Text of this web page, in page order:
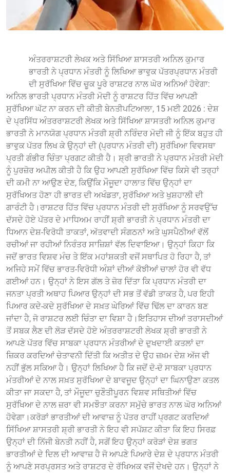
ਅੰਤਰਰਾਸ਼ਟਰੀ ਲੇਖਕ ਅਤੇ ਸਿੱਖਿਆ ਸ਼ਾਸਤਰੀ ਅਨਿਲ ਕੁਮਾਰ
ਭਾਰਤੀ ਨੇ ਪ੍ਰਧਾਨ ਮੰਤਰੀ ਨੂੰ ਲਿਖਿਆ ਭਾਵੁਕ ਪੱਤਰ ​ਪ੍ਰਧਾਨ ਮੰਤਰੀ
ਦੀ ਸੁਰੱਖਿਆ ਵਿੱਚ ਚੂਕ ਪੂਰੇ ਰਾਸ਼ਟਰ ਨਾਲ ਘੋਰ ਅਨਿਆਂ ਹੋਵੇਗਾ:
ਅਨਿਲ ਭਾਰਤੀ ਪ੍ਰਧਾਨ ਮੰਤਰੀ ਮੋਦੀ ਨੂੰ ਰਾਸ਼ਟਰ ਹਿੱਤ ਵਿੱਚ ਆਪਣੀ
ਸੁਰੱਖਿਆ ਘੱਟ ਨਾ ਕਰਨ ਦੀ ਕੀਤੀ ਬੇਨਤੀ ​ਪਟਿਆਲਾ, 15 ਮਈ 2026 : ਦੇਸ਼
ਦੇ ਪ੍ਰਸਿੱਧ ਅੰਤਰਰਾਸ਼ਟਰੀ ਲੇਖਕ ਅਤੇ ਸਿੱਖਿਆ ਸ਼ਾਸਤਰੀ ਅਨਿਲ ਕੁਮਾਰ
ਭਾਰਤੀ ਨੇ ਮਾਨਯੋਗ ਪ੍ਰਧਾਨ ਮੰਤਰੀ ਸ਼੍ਰੀ ਨਰਿੰਦਰ ਮੋਦੀ ਜੀ ਨੂੰ ਇੱਕ ਬਹੁਤ ਹੀ
ਭਾਵੁਕ ਪੱਤਰ ਲਿਖ ਕੇ ਉਨ੍ਹਾਂ ਦੀ (ਪ੍ਰਧਾਨ ਮੰਤਰੀ ਦੀ) ਸੁਰੱਖਿਆ ਵਿਵਸਥਾ
ਪ੍ਰਤੀ ਗੰਭੀਰ ਚਿੰਤਾ ਪ੍ਰਗਟ ਕੀਤੀ ਹੈ। ਸ਼੍ਰੀ ਭਾਰਤੀ ਨੇ ਪ੍ਰਧਾਨ ਮੰਤਰੀ ਮੋਦੀ
ਨੂੰ ਪੁਰਜ਼ੋਰ ਅਪੀਲ ਕੀਤੀ ਹੈ ਕਿ ਉਹ ਆਪਣੀ ਸੁਰੱਖਿਆ ਵਿੱਚ ਕਿਸੇ ਵੀ ਤਰ੍ਹਾਂ
ਦੀ ਕਮੀ ਨਾ ਆਉਣ ਦੇਣ, ਕਿਉਂਕਿ ਮੌਜੂਦਾ ਹਾਲਾਤ ਵਿੱਚ ਉਨ੍ਹਾਂ ਦਾ
ਸੁਰੱਖਿਅਤ ਹੋਣਾ ਹੀ ਭਾਰਤ ਦੀ ਅਖੰਡਤਾ, ਸੁਰੱਖਿਆ ਅਤੇ ਖੁਸ਼ਹਾਲੀ ਦੀ
ਗਾਰੰਟੀ ਹੈ। ​ਰਾਸ਼ਟਰ ਹਿੱਤ ਵਿੱਚ ਪ੍ਰਧਾਨ ਮੰਤਰੀ ਦੀ ਸੁਰੱਖਿਆ ਨੂੰ ਸਰਵਉੱਚ
ਦੱਸਦੇ ਹੋਏ ਪੱਤਰ ਦੇ ਮਾਧਿਅਮ ਰਾਹੀਂ ਸ਼੍ਰੀ ਭਾਰਤੀ ਨੇ ਪ੍ਰਧਾਨ ਮੰਤਰੀ ਦਾ
ਧਿਆਨ ਦੇਸ਼-ਵਿਰੋਧੀ ਤਾਕਤਾਂ, ਅੱਤਵਾਦੀ ਸੰਗਠਨਾਂ ਅਤੇ ਘੁਸਪੈਠੀਆਂ ਵੱਲੋਂ
ਰਚੀਆਂ ਜਾ ਰਹੀਆਂ ਨਿਰੰਤਰ ਸਾਜ਼ਿਸ਼ਾਂ ਵੱਲ ਦਿਵਾਇਆ। ਉਨ੍ਹਾਂ ਕਿਹਾ ਕਿ
ਜਦੋਂ ਭਾਰਤ ਵਿਸ਼ਵ ਮੰਚ ਤੇ ਇੱਕ ਮਹਾਂਸ਼ਕਤੀ ਵਜੋਂ ਸਥਾਪਿਤ ਹੋ ਰਿਹਾ ਹੈ, ਤਾਂ
ਅਜਿਹੇ ਸਮੇਂ ਵਿੱਚ ਭਾਰਤ-ਵਿਰੋਧੀ ਅੰਸ਼ਾਂ ਦੀਆਂ ਕੋਝੀਆਂ ਚਾਲਾਂ ਹੋਰ ਵੀ ਵੱਧ
ਗਈਆਂ ਹਨ। ਉਨ੍ਹਾਂ ਨੇ ਇਸ ਗੱਲ ਤੇ ਜ਼ੋਰ ਦਿੱਤਾ ਕਿ ਪ੍ਰਧਾਨ ਮੰਤਰੀ ਦਾ
ਜਨਤਾ ਪ੍ਰਤੀ ਅਥਾਹ ਪਿਆਰ ਉਨ੍ਹਾਂ ਦੀ ਸਭ ਤੋਂ ਵੱਡੀ ਤਾਕਤ ਹੈ, ਪਰ ਇਹੀ
ਪਿਆਰ ਕਦੇ-ਕਦੇ ਸੁਰੱਖਿਆ ਦੇ ਸਖ਼ਤ ਘੇਰਿਆਂ ਵਿੱਚ ਢਿੱਲ ਦਾ ਕਾਰਨ ਬਣ
ਜਾਂਦਾ ਹੈ, ਜੋ ਰਾਸ਼ਟਰ ਲਈ ਚਿੰਤਾ ਦਾ ਵਿਸ਼ਾ ਹੈ। ​ਇਤਿਹਾਸ ਦੀਆਂ ਤਰਾਸਦੀਆਂ
ਤੋਂ ਸਬਕ ਲੈਣ ਦੀ ਲੋੜ ਦੱਸਦੇ ਹੋਏ ਅੰਤਰਰਾਸ਼ਟਰੀ ਲੇਖਕ ਸ਼੍ਰੀ ਭਾਰਤੀ ਨੇ
ਆਪਣੇ ਪੱਤਰ ਵਿੱਚ ਸਾਬਕਾ ਪ੍ਰਧਾਨ ਮੰਤਰੀਆਂ ਦੇ ਦੁਖਦਾਈ ਕਤਲਾਂ ਦਾ
ਜ਼ਿਕਰ ਕਰਦਿਆਂ ਚੇਤਾਵਨੀ ਦਿੱਤੀ ਕਿ ਅਤੀਤ ਦੇ ਉਹ ਜ਼ਖ਼ਮ ਦੇਸ਼ ਅੱਜ ਵੀ
ਨਹੀਂ ਭੁੱਲ ਸਕਿਆ ਹੈ। ਉਨ੍ਹਾਂ ਲਿਖਿਆ ਹੈ ਕਿ ਜਦੋਂ ਦੋ-ਦੋ ਸਾਬਕਾ ਪ੍ਰਧਾਨ
ਮੰਤਰੀਆਂ ਦੇ ਨਾਲ ਸਖ਼ਤ ਸੁਰੱਖਿਆ ਦੇ ਬਾਵਜੂਦ ਉਨ੍ਹਾਂ ਦਾ ਘਿਨਾਉਣਾ ਕਤਲ
ਕੀਤਾ ਜਾ ਸਕਦਾ ਹੈ, ਤਾਂ ਮੌਜੂਦਾ ਚੁਣੌਤੀਪੂਰਨ ਵਿਸ਼ਵ ਸਥਿਤੀਆਂ ਵਿੱਚ
ਸੁਰੱਖਿਆ ਦੇ ਨਾਲ ਜ਼ਰਾ ਵੀ ਸਮਝੌਤਾ ਕਰਨਾ ਸਮੁੱਚੇ ਭਾਰਤ ਨਾਲ ਘੋਰ ਅਨਿਆਂ
ਹੋਵੇਗਾ। ​ਕਰੋੜਾਂ ਭਾਰਤੀਆਂ ਦੀ ਆਵਾਜ਼ ਨੂੰ ਪੱਤਰ ਰਾਹੀਂ ਪ੍ਰਗਟ ਕਰਦਿਆਂ
ਸਿੱਖਿਆ ਸ਼ਾਸਤਰੀ ਸ਼੍ਰੀ ਭਾਰਤੀ ਨੇ ਇਹ ਵੀ ਸਪੱਸ਼ਟ ਕੀਤਾ ਕਿ ਇਹ ਸਿਰਫ਼
ਉਨ੍ਹਾਂ ਦੀ ਨਿੱਜੀ ਬੇਨਤੀ ਨਹੀਂ ਹੈ, ਸਗੋਂ ਇਹ ਉਨ੍ਹਾਂ ਕਰੋੜਾਂ ਦੇਸ਼ ਭਗਤ
ਭਾਰਤੀਆਂ ਦੇ ਦਿਲ ਦੀ ਆਵਾਜ਼ ਹੈ ਜੋ ਆਪਣੇ ਪਿਆਰੇ ਦੇਸ਼ ਦੇ ਪ੍ਰਧਾਨ ਮੰਤਰੀ
ਨੂੰ ਆਪਣੇ ਸਰਪ੍ਰਸਤ ਅਤੇ ਰਾਸ਼ਟਰ ਦੇ ਰੱਖਿਅਕ ਵਜੋਂ ਦੇਖਦੇ ਹਨ। ਉਨ੍ਹਾਂ ਨੇ